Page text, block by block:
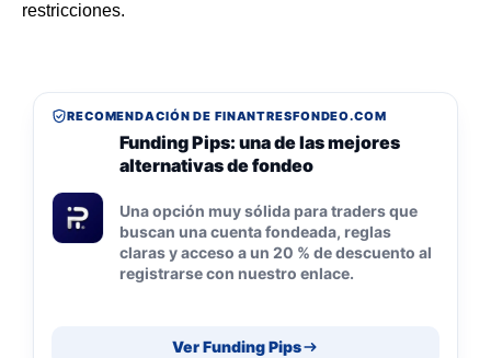
restricciones.
RECOMENDACIÓN DE FINANTRESFONDEO.COM
Funding Pips: una de las mejores
alternativas de fondeo
Una opción muy sólida para traders que
buscan una cuenta fondeada, reglas
claras y acceso a un 20 % de descuento al
registrarse con nuestro enlace.
Ver Funding Pips